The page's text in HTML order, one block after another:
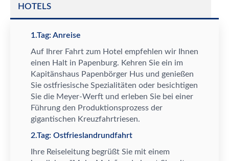
HOTELS
1.Tag: Anreise
Auf Ihrer Fahrt zum Hotel empfehlen wir Ihnen
einen Halt in Papenburg. Kehren Sie ein im
Kapitänshaus Papenbörger Hus und genießen
Sie ostfriesische Spezialitäten oder besichtigen
Sie die Meyer-Werft und erleben Sie bei einer
Führung den Produktionsprozess der
gigantischen Kreuzfahrtriesen.
2.Tag: Ostfrieslandrundfahrt
Ihre Reiseleitung begrüßt Sie mit einem